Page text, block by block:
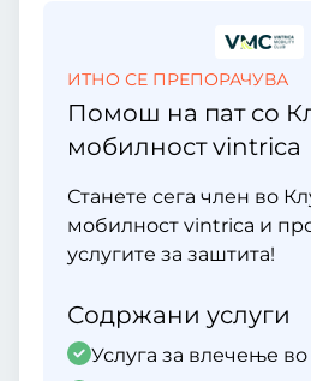
ИТНО СЕ ПРЕПОРАЧУВА
Помош на пат со
мобилност vintrica
Станете сега член во
мобилност vintrica и
услугите за заштита!
Содржани услуги
Услуга за влечење во